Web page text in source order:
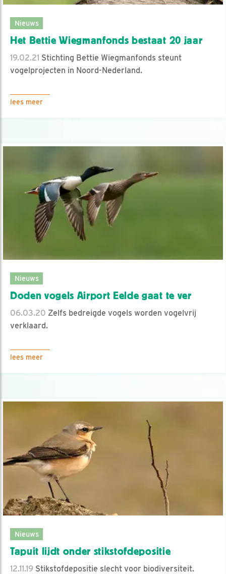
Nieuws
Het Bettie Wiegmanfonds bestaat 20 jaar
19.02.21 Stichting Bettie Wiegmanfonds steunt
vogelprojecten in Noord-Nederland.
lees meer
Nieuws
Doden vogels Airport Eelde gaat te ver
06.03.20 Zelfs bedreigde vogels worden vogelvrij
verklaard.
lees meer
Nieuws
Tapuit lijdt onder stikstofdepositie
12.11.19 Stikstofdepositie slecht voor biodiversiteit.